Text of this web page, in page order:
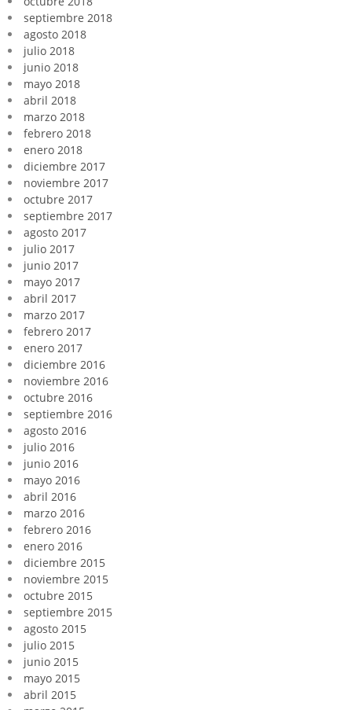
septiembre 2018
agosto 2018
julio 2018
junio 2018
mayo 2018
abril 2018
marzo 2018
febrero 2018
enero 2018
diciembre 2017
noviembre 2017
octubre 2017
septiembre 2017
agosto 2017
julio 2017
junio 2017
mayo 2017
abril 2017
marzo 2017
febrero 2017
enero 2017
diciembre 2016
noviembre 2016
octubre 2016
septiembre 2016
agosto 2016
julio 2016
junio 2016
mayo 2016
abril 2016
marzo 2016
febrero 2016
enero 2016
diciembre 2015
noviembre 2015
octubre 2015
septiembre 2015
agosto 2015
julio 2015
junio 2015
mayo 2015
abril 2015